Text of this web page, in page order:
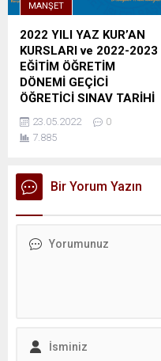
MANŞET
2022 YILI YAZ KUR’AN
KURSLARI ve 2022-2023
EĞİTİM ÖĞRETİM
DÖNEMİ GEÇİCİ
ÖĞRETİCİ SINAV TARİHİ
VE SINAV YERİ
DUYURUSU
23.05.2022
0
7.885
Bir Yorum Yazın